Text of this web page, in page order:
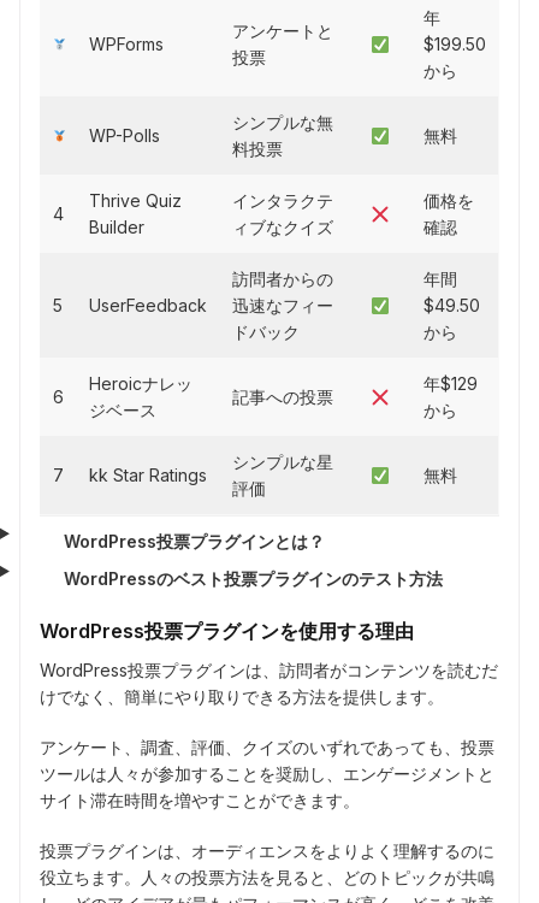
WPForms
アンケートと
投票
年
$199.50
から
WP-Polls
シンプルな無
料投票
無料
4
Thrive Quiz
Builder
インタラクテ
ィブなクイズ
価格を
確認
5 UserFeedback
訪問者からの
迅速なフィー
ドバック
年間
$49.50
から
6
Heroicナレッ
ジベース
記事への投票
年$129
から
7 kk Star Ratings
シンプルな星
評価
無料
WordPress投票プラグインとは？
WordPressのベスト投票プラグインのテスト方法
WordPress投票プラグインを使用する理由
WordPress投票プラグインは、訪問者がコンテンツを読むだ
けでなく、簡単にやり取りできる方法を提供します。
アンケート、調査、評価、クイズのいずれであっても、投票
ツールは人々が参加することを奨励し、エンゲージメントと
サイト滞在時間を増やすことができます。
投票プラグインは、オーディエンスをよりよく理解するのに
役立ちます。人々の投票方法を見ると、どのトピックが共鳴